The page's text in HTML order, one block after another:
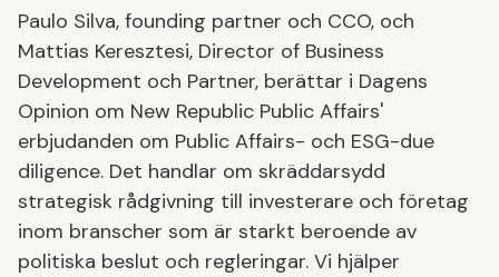
Paulo Silva, founding partner och CCO, och
Mattias Keresztesi, Director of Business
Development och Partner, berättar i Dagens
Opinion om New Republic Public Affairs'
erbjudanden om Public Affairs- och ESG-due
diligence. Det handlar om skräddarsydd
strategisk rådgivning till investerare och företag
inom branscher som är starkt beroende av
politiska beslut och regleringar. Vi hjälper